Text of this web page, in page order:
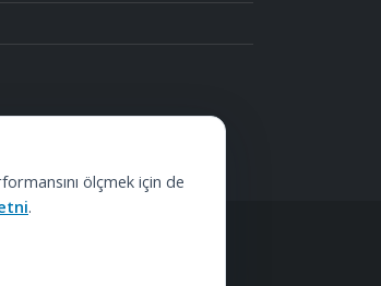
ölçmek için de
.